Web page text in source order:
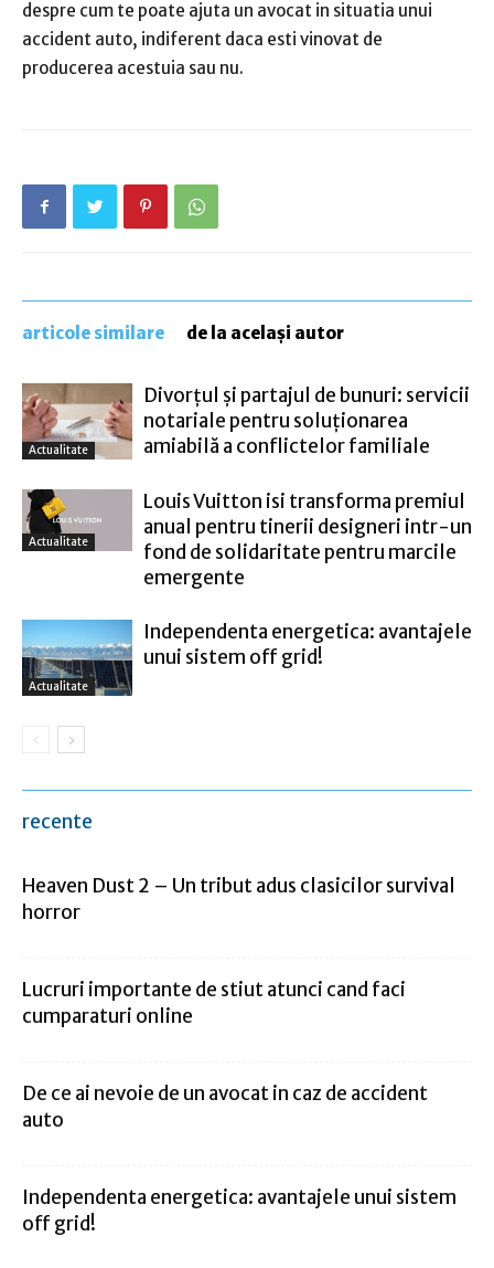
despre cum te poate ajuta un avocat in situatia unui
accident auto, indiferent daca esti vinovat de
producerea acestuia sau nu.
articole similare de la același autor
Actualitate
Divorțul și partajul de bunuri: servicii
notariale pentru soluționarea
amiabilă a conflictelor familiale
Actualitate
Louis Vuitton isi transforma premiul
anual pentru tinerii designeri intr-un
fond de solidaritate pentru marcile
emergente
Actualitate
Independenta energetica: avantajele
unui sistem off grid!
recente
Heaven Dust 2 – Un tribut adus clasicilor survival
horror
Lucruri importante de stiut atunci cand faci
cumparaturi online
De ce ai nevoie de un avocat in caz de accident
auto
Independenta energetica: avantajele unui sistem
off grid!